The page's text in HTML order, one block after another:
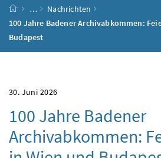
Startseite
…
Nachrichten
100 Jahre Badener Archivabkommen:
Budapest
30. Juni 2026
100 Jahre Badener
Archivabkommen: